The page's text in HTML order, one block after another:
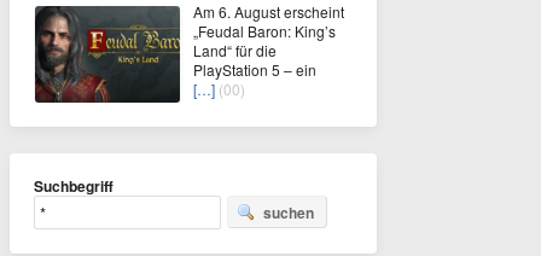
Am 6. August erscheint
„Feudal Baron: King’s
Land“ für die
PlayStation 5 – ein
[…] (00)
Suchbegriff
suchen